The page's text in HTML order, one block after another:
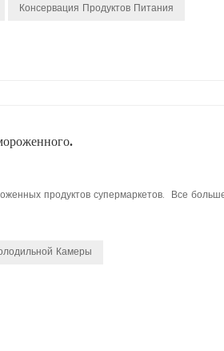
Консервация Продуктов Питания
продуктов супермаркетов. Все
Камеры